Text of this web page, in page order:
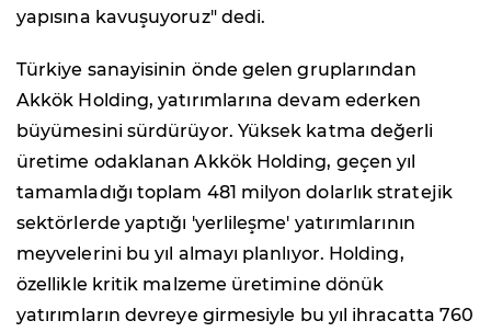
yapısına kavuşuyoruz" dedi.
Türkiye sanayisinin önde gelen gruplarından
Akkök Holding, yatırımlarına devam ederken
büyümesini sürdürüyor. Yüksek katma değerli
üretime odaklanan Akkök Holding, geçen yıl
tamamladığı toplam 481 milyon dolarlık stratejik
sektörlerde yaptığı 'yerlileşme' yatırımlarının
meyvelerini bu yıl almayı planlıyor. Holding,
özellikle kritik malzeme üretimine dönük
yatırımların devreye girmesiyle bu yıl ihracatta 760